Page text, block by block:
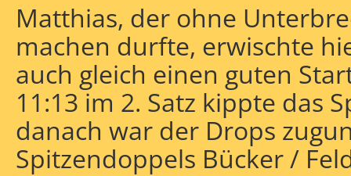
Matthias, der ohne
machen durfte, erwischte
auch gleich einen guten
11:13 im 2. Satz kippte das
danach war der Drops
Spitzendoppels Bücker /